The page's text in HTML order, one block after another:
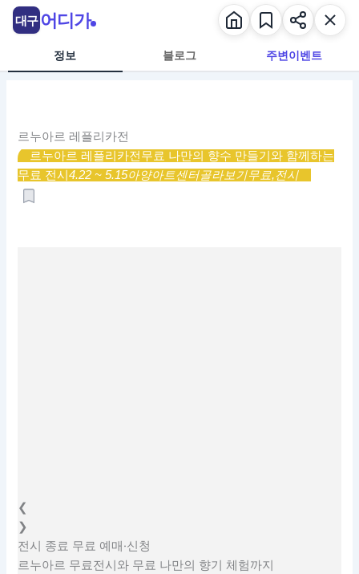
정보 블로그 주변이벤트
르누아르 레플리카전
르누아르 레플리카전 무료 나만의 향수 만들기와 함께하는
무료 전시4.22 ~ 5.15아양아트센터골라보기무료,전시
❮
❯
전시 종료 무료 예매·신청
르누아르 무료전시와 무료 나만의 향기 체험까지
대구 어디가